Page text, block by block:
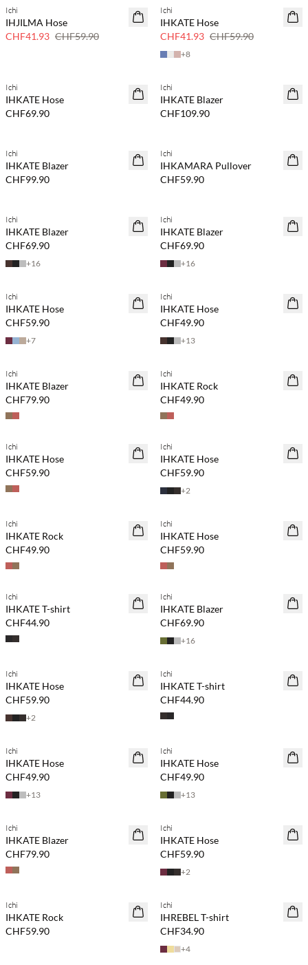
SAVE20
Ichi
IHJILMA Hose
CHF41.93 CHF59.90
SAVE20
Ichi
IHKATE Hose
CHF41.93 CHF59.90
+8
NEUHEITEN
Ichi
IHKATE Hose
CHF69.90
NEUHEITEN
Ichi
IHKATE Blazer
CHF109.90
NEUHEITEN
Ichi
IHKATE Blazer
CHF99.90
NEUHEITEN
Ichi
IHKAMARA Pullover
CHF59.90
NEUHEITEN
Ichi
IHKATE Blazer
CHF69.90
+16
NEUHEITEN
Ichi
IHKATE Blazer
CHF69.90
+16
NEUHEITEN
Ichi
IHKATE Hose
CHF59.90
+7
NEUHEITEN
Ichi
IHKATE Hose
CHF49.90
+13
NEUHEITEN
Ichi
IHKATE Blazer
CHF79.90
NEUHEITEN
Ichi
IHKATE Rock
CHF49.90
NEUHEITEN
Kaufe mind. 2 & spare 20 %
Ichi
IHKATE Hose
CHF59.90
NEUHEITEN
Kaufe mind. 2 & spare 20 %
Ichi
IHKATE Hose
CHF59.90
+2
NEUHEITEN
Ichi
IHKATE Rock
CHF49.90
NEUHEITEN
Ichi
IHKATE Hose
CHF59.90
NEUHEITEN
Kaufe mind. 2 & spare 20 %
Ichi
IHKATE T-shirt
CHF44.90
NEUHEITEN
Kaufe mind. 2 & spare 20 %
Ichi
IHKATE Blazer
CHF69.90
+16
NEUHEITEN
Ichi
IHKATE Hose
CHF59.90
+2
NEUHEITEN
Ichi
IHKATE T-shirt
CHF44.90
NEUHEITEN
Ichi
IHKATE Hose
CHF49.90
+13
NEUHEITEN
Ichi
IHKATE Hose
CHF49.90
+13
NEUHEITEN
Ichi
IHKATE Blazer
CHF79.90
NEUHEITEN
Ichi
IHKATE Hose
CHF59.90
+2
NEUHEITEN
Ichi
IHKATE Rock
CHF59.90
NEUHEITEN
Ichi
IHREBEL T-shirt
CHF34.90
+4